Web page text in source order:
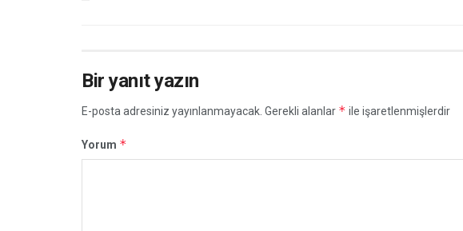
Bir yanıt yazın
E-posta adresiniz yayınlanmayacak. Gerekli alanlar * ile işaretlenmişlerdir
Yorum *